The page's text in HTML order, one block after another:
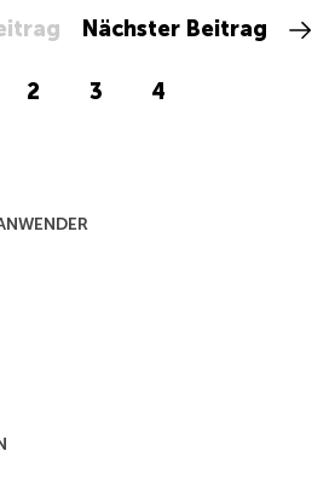
2 3 4
Nächster Beitrag